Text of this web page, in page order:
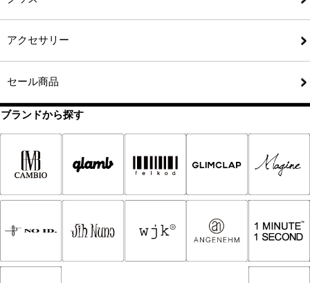
アクセサリー
セール商品
ブランドから探す